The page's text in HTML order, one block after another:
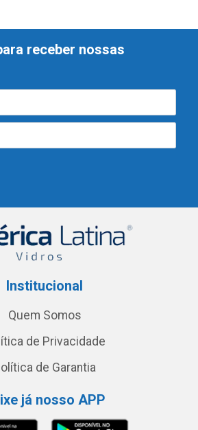
receber nossas
Institucional
Quem Somos
de Privacidade
de Garantia
já nosso APP